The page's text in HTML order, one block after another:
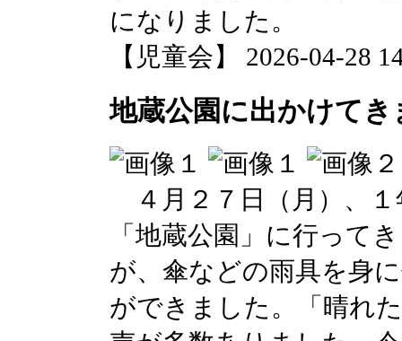
になりました。
【児童会】 2026-04-28
地蔵公園に出かけて
４月２７日（月）、１
「地蔵公園」に行って
が、傘などの雨具を身
ができました。「晴れ